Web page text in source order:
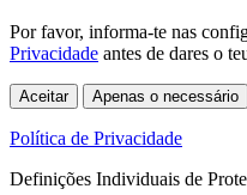
Por favor, informa-te nas
Privacidade antes de dares o
Aceitar Apenas o necessário
Política de Privacidade
Definições Individuais de